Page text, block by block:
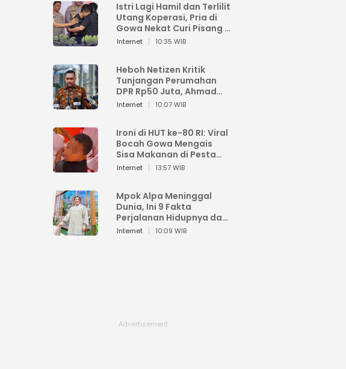
Istri Lagi Hamil dan Terlilit
Utang Koperasi, Pria di
Gowa Nekat Curi Pisang 4
Tandan Milik Tetangga,
Internet 10:35 WIB
Heboh Netizen Kritik
Tunjangan Perumahan
DPR Rp50 Juta, Ahmad
Sahroni: Enggak Senang
Internet 10:07 WIB
Ironi di HUT ke-80 RI: Viral
Bocah Gowa Mengais
Sisa Makanan di Pesta
Kemerdekaan
Internet 13:57 WIB
Mpok Alpa Meninggal
Dunia, Ini 9 Fakta
Perjalanan Hidupnya dari
Viral hingga Puncak
Internet 10:09 WIB